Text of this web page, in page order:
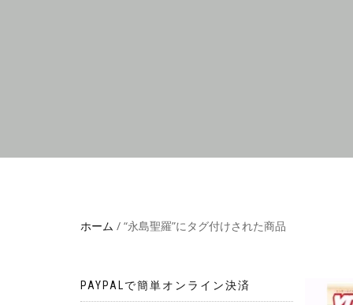
ホーム / “永島聖羅”にタグ付けされた商品
PAYPALで簡単オンライン決済